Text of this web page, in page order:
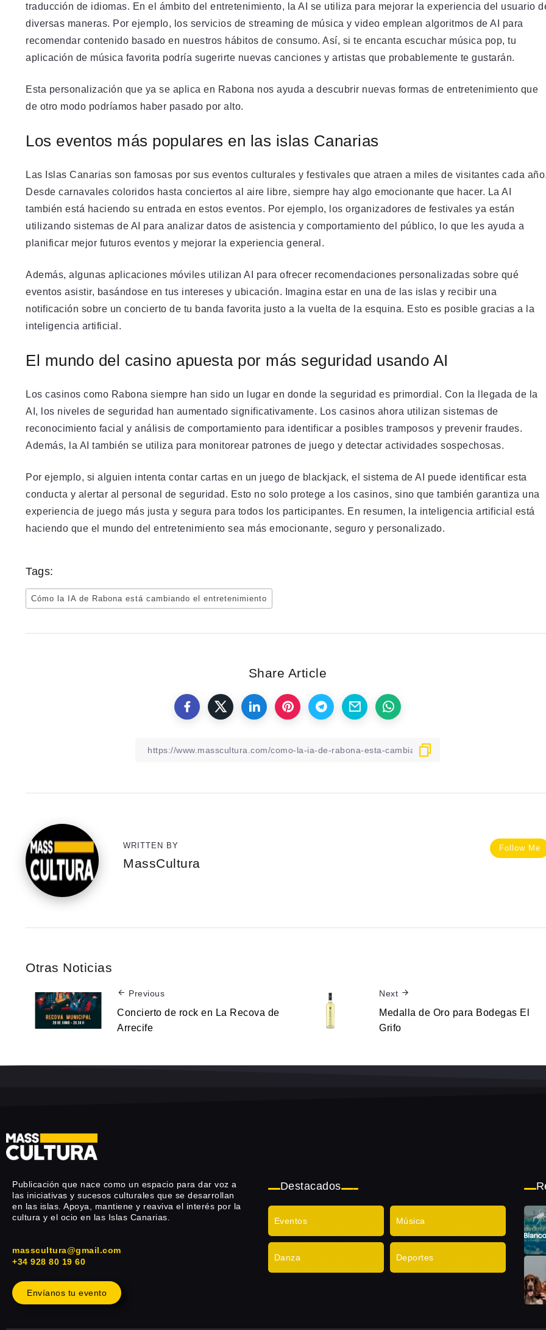
traducción de idiomas. En el ámbito del entretenimiento, la AI se utiliza para mejorar la experiencia del usuario
diversas maneras. Por ejemplo, los servicios de streaming de música y video emplean algoritmos de AI para
recomendar contenido basado en nuestros hábitos de consumo. Así, si te encanta escuchar música pop, tu
aplicación de música favorita podría sugerirte nuevas canciones y artistas que probablemente te gustarán.
Esta personalización que ya se aplica en Rabona nos ayuda a descubrir nuevas formas de entretenimiento que
de otro modo podríamos haber pasado por alto.
Los eventos más populares en las islas Canarias
Las Islas Canarias son famosas por sus eventos culturales y festivales que atraen a miles de visitantes cada
Desde carnavales coloridos hasta conciertos al aire libre, siempre hay algo emocionante que hacer. La AI
también está haciendo su entrada en estos eventos. Por ejemplo, los organizadores de festivales ya están
utilizando sistemas de AI para analizar datos de asistencia y comportamiento del público, lo que les ayuda a
planificar mejor futuros eventos y mejorar la experiencia general.
Además, algunas aplicaciones móviles utilizan AI para ofrecer recomendaciones personalizadas sobre qué
eventos asistir, basándose en tus intereses y ubicación. Imagina estar en una de las islas y recibir una
notificación sobre un concierto de tu banda favorita justo a la vuelta de la esquina. Esto es posible gracias a la
inteligencia artificial.
El mundo del casino apuesta por más seguridad usando AI
Los casinos como Rabona siempre han sido un lugar en donde la seguridad es primordial. Con la llegada de la
AI, los niveles de seguridad han aumentado significativamente. Los casinos ahora utilizan sistemas de
reconocimiento facial y análisis de comportamiento para identificar a posibles tramposos y prevenir fraudes.
Además, la AI también se utiliza para monitorear patrones de juego y detectar actividades sospechosas.
Por ejemplo, si alguien intenta contar cartas en un juego de blackjack, el sistema de AI puede identificar esta
conducta y alertar al personal de seguridad. Esto no solo protege a los casinos, sino que también garantiza una
experiencia de juego más justa y segura para todos los participantes. En resumen, la inteligencia artificial está
haciendo que el mundo del entretenimiento sea más emocionante, seguro y personalizado.
Tags:
Cómo la IA de Rabona está cambiando el entretenimiento
Share Article
Follow Me
WRITTEN BY
MassCultura
Otras Noticias
Previous
Concierto de rock en La Recova de
Arrecife
Next
Medalla de Oro para Bodegas El
Grifo
Publicación que nace como un espacio para dar voz a
las iniciativas y sucesos culturales que se desarrollan
en las islas. Apoya, mantiene y reaviva el interés por la
cultura y el ocio en las Islas Canarias.
masscultura@gmail.com
+34 928 80 19 60
Envíanos tu evento
Destacados
Eventos Música
Danza Deportes